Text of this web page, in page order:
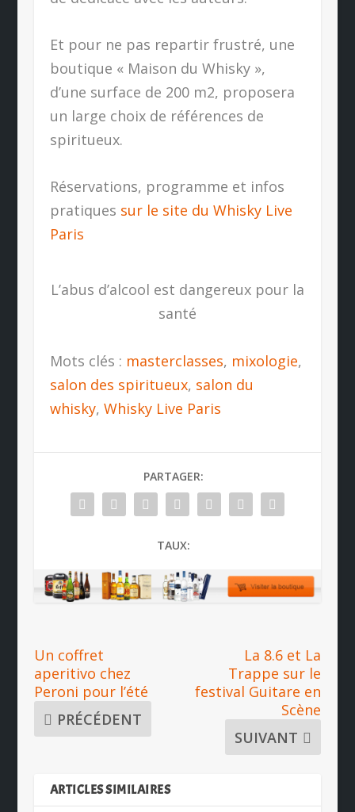
Et pour ne pas repartir frustré, une
boutique « Maison du Whisky »,
d’une surface de 200 m2, proposera
un large choix de références de
spiritueux.
Réservations, programme et infos
pratiques sur le site du Whisky Live
Paris
L’abus d’alcool est dangereux pour la
santé
Mots clés : masterclasses, mixologie,
salon des spiritueux, salon du
whisky, Whisky Live Paris
PARTAGER:
TAUX:
Un coffret
aperitivo chez
Peroni pour l’été
PRÉCÉDENT
La 8.6 et La
Trappe sur le
festival Guitare en
Scène
SUIVANT
ARTICLES SIMILAIRES